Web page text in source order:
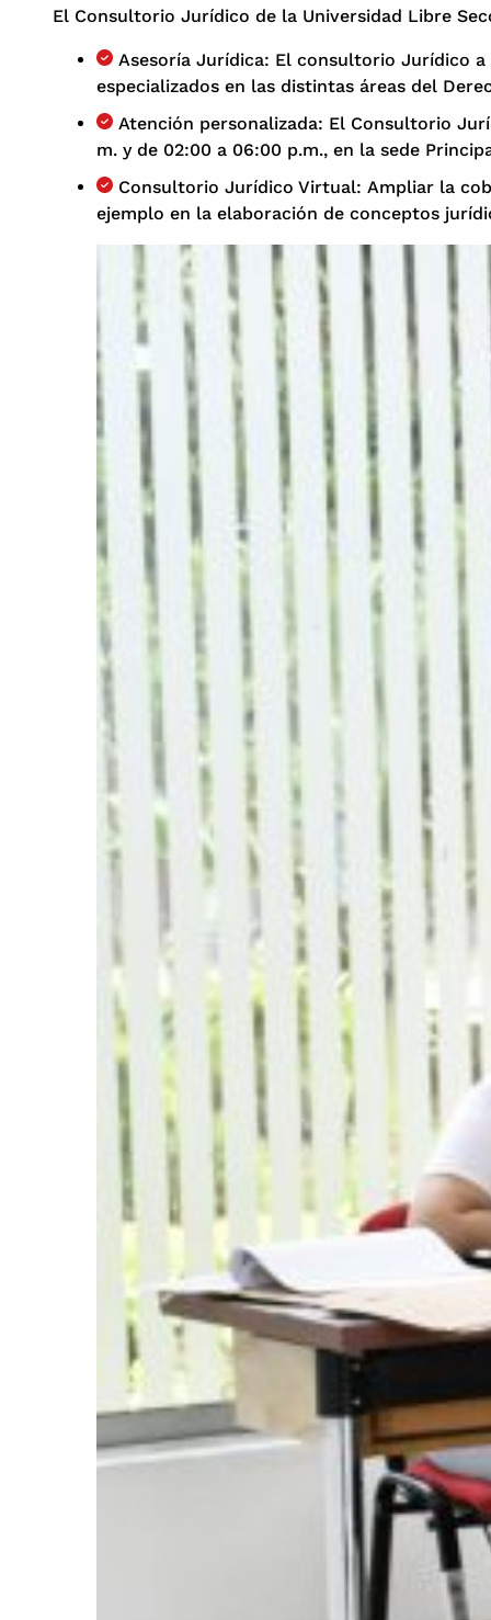
El Consultorio Jurídico de la Universidad Libre
Asesoría Jurídica: El consultorio Jurídico
especializados en las distintas áreas del
Atención personalizada: El Consultorio
m. y de 02:00 a 06:00 p.m., en la sede
Consultorio Jurídico Virtual: Ampliar la
ejemplo en la elaboración de conceptos